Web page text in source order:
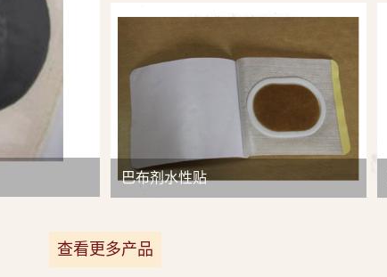
巴布剂水性贴
查看更多产品